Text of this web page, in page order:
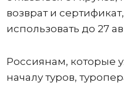
возврат и
использовать до 27
Россиянам, которые
началу туров,